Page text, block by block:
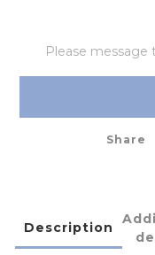
Please message
Share
Description